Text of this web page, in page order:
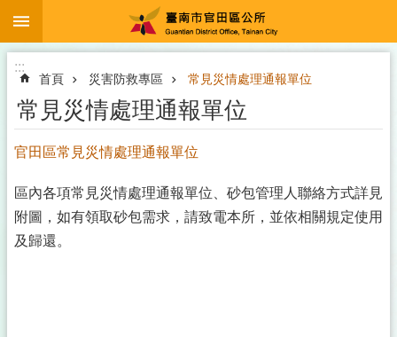
跳到主要內容區塊
:::
首頁 災害防救專區 常見災情處理通報單位
常見災情處理通報單位
官田區常見災情處理通報單位
區內各項常見災情處理通報單位、砂包管理人聯絡方式詳見
附圖，如有領取砂包需求，請致電本所，並依相關規定使用
及歸還。